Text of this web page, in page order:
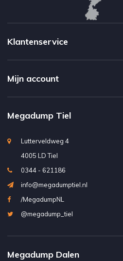
Klantenservice
Mijn account
Megadump Tiel
Lutterveldweg 4
4005 LD Tiel
0344 - 621186
info@megadumptiel.nl
/MegadumpNL
@megadump_tiel
Megadump Dalen